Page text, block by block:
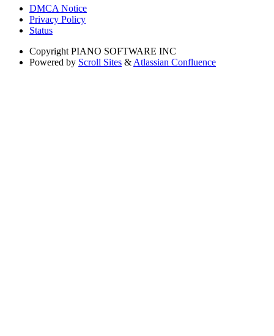
DMCA Notice
Privacy Policy
Status
Copyright PIANO SOFTWARE INC
Powered by Scroll Sites & Atlassian Confluence